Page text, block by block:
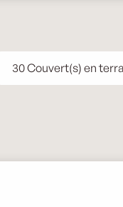
30 Couvert(s) en